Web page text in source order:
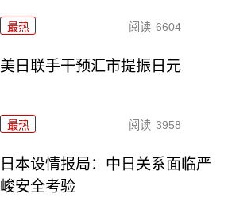
最热 阅读 6604
美日联手干预汇市提振日元
最热 阅读 3958
日本设情报局：中日关系面临严
峻安全考验